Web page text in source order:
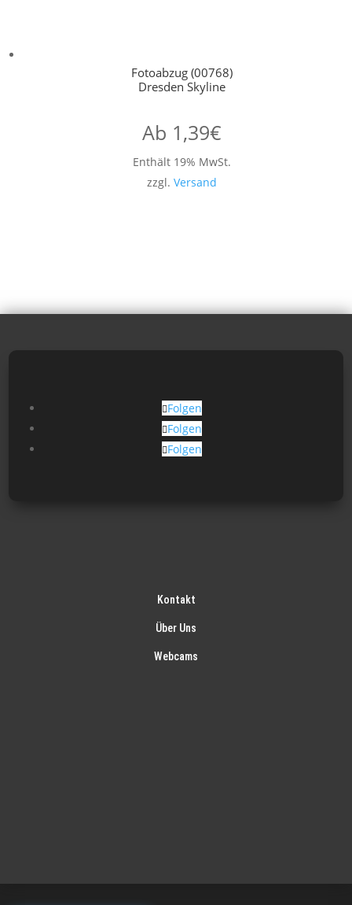
Fotoabzug (00768)
Dresden Skyline
Ab 1,39€
Enthält 19% MwSt.
zzgl. Versand
Folgen
Folgen
Folgen
Kontakt
Über Uns
Webcams